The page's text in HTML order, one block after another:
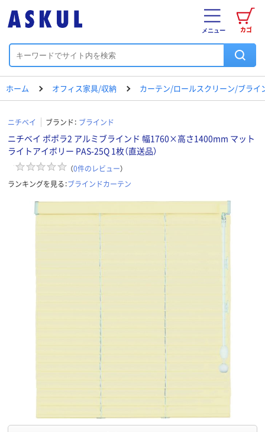
カゴ
メニュー
ホーム オフィス家具/収納 カーテン/ロールスクリーン/ブライ
ニチベイ ブランド： ブラインド
ニチベイ ポポラ2 アルミブラインド 幅1760×高さ1400mm マット
ライトアイボリー PAS-25Q 1枚（直送品）
（0件のレビュー）
ランキングを見る：ブラインドカーテン